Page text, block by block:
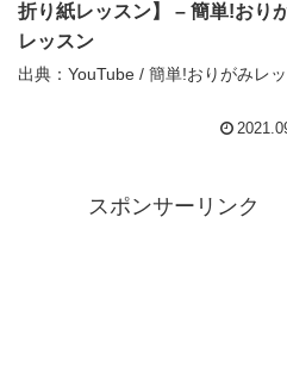
折り紙レッスン】 – 簡単!おり
レッスン
出典：YouTube / 簡単!おりがみレ
スポンサーリンク